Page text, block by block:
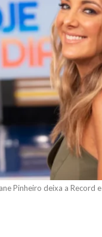
Pinheiro deixa a Record